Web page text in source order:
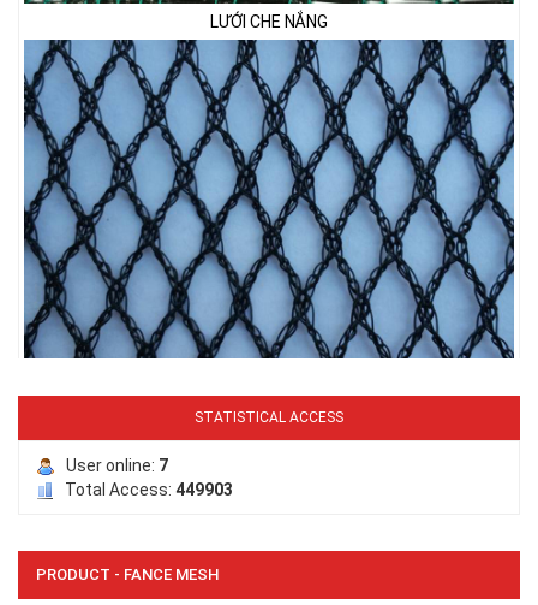
LƯỚI CHẮN CHIM
STATISTICAL ACCESS
User online: 7
Total Access: 449903
PRODUCT - FANCE MESH